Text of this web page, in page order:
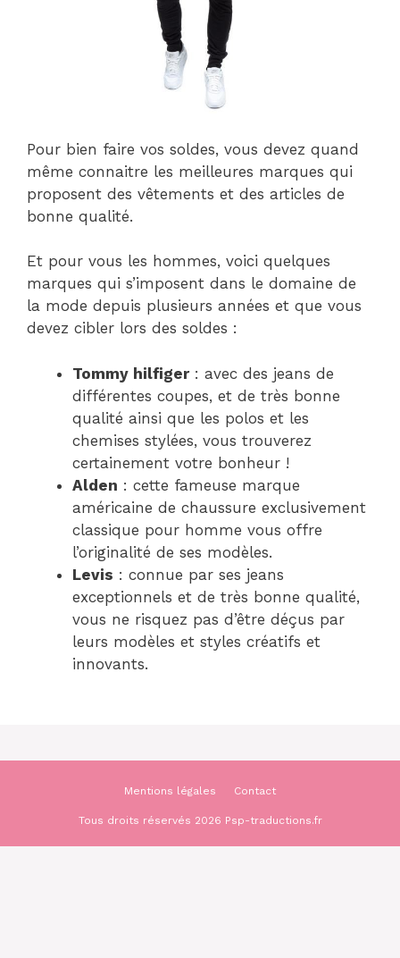
Pour bien faire vos soldes, vous devez quand
même connaitre les meilleures marques qui
proposent des vêtements et des articles de
bonne qualité.
Et pour vous les hommes, voici quelques
marques qui s’imposent dans le domaine de
la mode depuis plusieurs années et que vous
devez cibler lors des soldes :
Tommy hilfiger: avec des jeans de
différentes coupes, et de très bonne
qualité ainsi que les polos et les
chemises stylées, vous trouverez
certainement votre bonheur !
Alden : cette fameuse marque
américaine de chaussure exclusivement
classique pour homme vous offre
l’originalité de ses modèles.
Levis : connue par ses jeans
exceptionnels et de très bonne qualité,
vous ne risquez pas d’être déçus par
leurs modèles et styles créatifs et
innovants.
Mentions légales Contact
Tous droits réservés 2026 Psp-traductions.fr